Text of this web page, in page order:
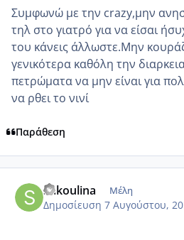
Συμφωνώ με την crazy,μην
τηλ στο γιατρό για να είσαι
του κάνεις άλλωστε.Μην
γενικότερα καθόλη την
πετρώματα να μην είναι για
να ρθει το νινί
Παράθεση
Sakoulina Μέλη
Δημοσίευση 7 Αυγούστου,